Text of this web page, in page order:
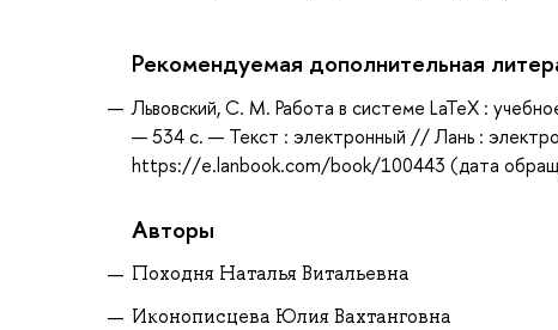
Рекомендуемая дополнительная
Львовский, С. М. Работа в системе LaTeX :
— 534 с. — Текст : электронный // Лань :
https://e.lanbook.com/book/100443 (дата
Авторы
Походня Наталья Витальевна
Иконописцева Юлия Вахтанговна